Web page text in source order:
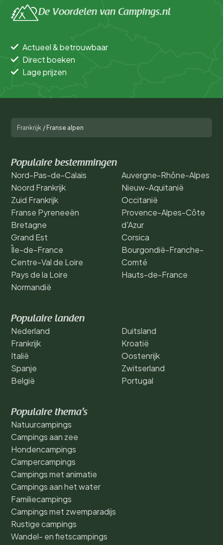
De Voordelen van Campings.nl
Actueel & betrouwbaar
Direct boeken
Lage prijzen
Frankrijk / Franse alpen
Populaire bestemmingen
Nord-Pas-de-Calais
Noord Frankrijk
Zuid Frankrijk
Franse Pyreneeën
Bretagne
Grand Est
Île-de-France
Centre-Val de Loire
Pays de la Loire
Normandië
Auvergne-Rhône-Alpes
Nieuw-Aquitanië
Occitanië
Provence-Alpes-Côte
d'Azur
Corsica
Bourgondië-Franche-
Comté
Hauts-de-France
Populaire landen
Nederland
Frankrijk
Italië
Spanje
België
Duitsland
Kroatië
Oostenrijk
Zwitserland
Portugal
Populaire thema's
Natuurcampings
Campings aan zee
Hondencampings
Campercampings
Campings met animatie
Campings aan het water
Familiecampings
Campings met zwemparadijs
Rustige campings
Wandel- en fietscampings